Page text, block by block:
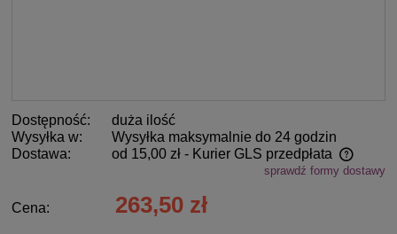
Dostępność:
duża ilość
Wysyłka w:
Wysyłka maksymalnie do 24 godzin
Dostawa:
od 15,00 zł - Kurier GLS przedpłata
Cena nie zawiera ewentualnych kosztów płatnościsprawdź formy dostawy
Cena: 263,50 zł